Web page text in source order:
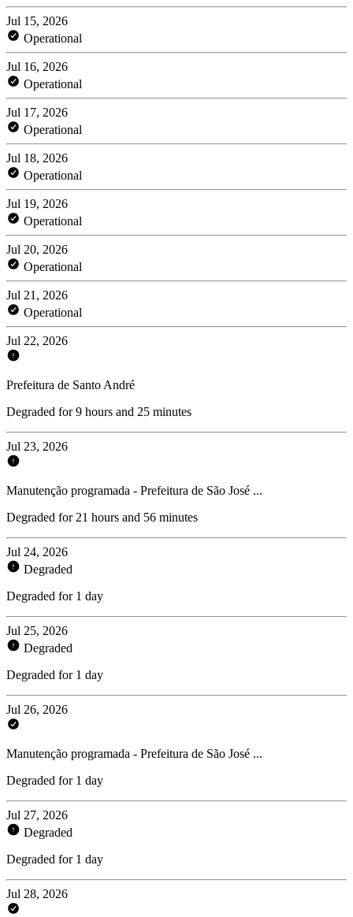
Jul 15, 2026
Operational
Jul 16, 2026
Operational
Jul 17, 2026
Operational
Jul 18, 2026
Operational
Jul 19, 2026
Operational
Jul 20, 2026
Operational
Jul 21, 2026
Operational
Jul 22, 2026
Prefeitura de Santo André
Degraded for 9 hours and 25 minutes
Jul 23, 2026
Manutenção programada - Prefeitura de São José ...
Degraded for 21 hours and 56 minutes
Jul 24, 2026
Degraded
Degraded for 1 day
Jul 25, 2026
Degraded
Degraded for 1 day
Jul 26, 2026
Manutenção programada - Prefeitura de São José ...
Degraded for 1 day
Jul 27, 2026
Degraded
Degraded for 1 day
Jul 28, 2026